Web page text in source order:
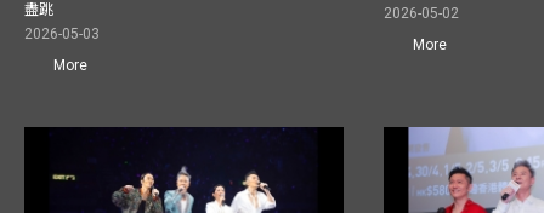
盡跳
2026-05-03
More
2026-05-02
More